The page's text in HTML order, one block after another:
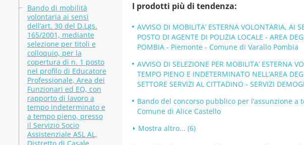
Bando di mobilità
volontaria ai sensi
dell’art. 30 del D.Lgs.
165/2001, mediante
selezione per titoli e
colloquio, per la
copertura di n. 1 posto
nel profilo di Educatore
Professionale, Area dei
Funzionari ed EQ, con
rapporto di lavoro a
tempo indeterminato e
a tempo pieno, presso
il Servizio Socio
Assistenziale ASL AL,
I prodotti più di tendenza:
AVVISO DI MOBILITA’ ESTERNA VOLONTARIA, AI
POSTO DI AGENTE DI POLIZIA LOCALE - AREA
POMBIA - Piemonte - Comune di Varallo Pombia
AVVISO DI SELEZIONE PER MOBILITA’ ESTERNA
TEMPO PIENO E INDETERMINATO NELL’AREA
SETTORE SERVIZI AL CITTADINO - SERVIZI
Bando del concorso pubblico per l’assunzione
Comune di Alice Castello
Mostra altro... (6)